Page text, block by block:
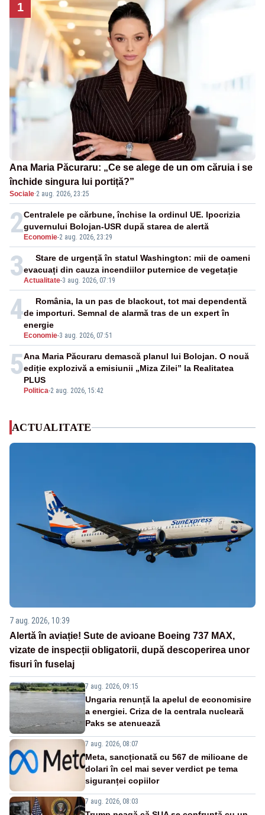
1
Ana Maria Păcuraru: „Ce se alege de un om căruia i se
închide singura lui portiță?”
Sociale·2 aug. 2026, 23:25
2 Economie-2 aug. 2026, 23:29
Centralele pe cărbune, închise la ordinul UE. Ipocrizia
guvernului Bolojan-USR după starea de alertă
3Actualitate-3 aug. 2026, 07:19
Stare de urgență în statul Washington: mii de oameni
evacuați din cauza incendiilor puternice de vegetație
4
Economie-3 aug. 2026, 07:51
România, la un pas de blackout, tot mai dependentă
de importuri. Semnal de alarmă tras de un expert în
energie
5
Politica-2 aug. 2026, 15:42
Ana Maria Păcuraru demască planul lui Bolojan. O nouă
ediție explozivă a emisiunii „Miza Zilei” la Realitatea
PLUS
ACTUALITATE
7 aug. 2026, 10:39
Alertă în aviație! Sute de avioane Boeing 737 MAX,
vizate de inspecții obligatorii, după descoperirea unor
fisuri în fuselaj
7 aug. 2026, 09:15
Ungaria renunță la apelul de economisire
a energiei. Criza de la centrala nucleară
Paks se atenuează
7 aug. 2026, 08:07
Meta, sancționată cu 567 de milioane de
dolari în cel mai sever verdict pe tema
siguranței copiilor
7 aug. 2026, 08:03